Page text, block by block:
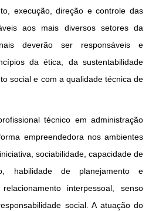
execução, direção e controle das
aos mais diversos setores da
deverão ser responsáveis e
da ética, da sustentabilidade
social e com a qualidade técnica de
técnico em administração
empreendedora nos ambientes
sociabilidade, capacidade de
habilidade de planejamento e
interpessoal, senso
social. A atuação do